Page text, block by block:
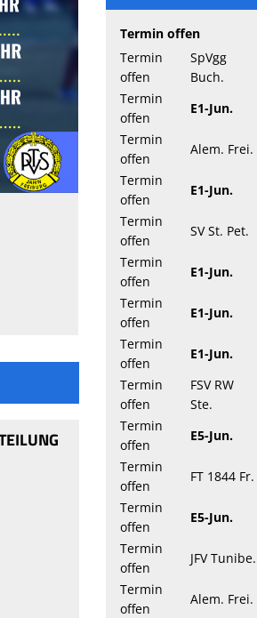
Termin offen
Termin
offen
SpVgg
Buch.
Termin
offen
E1-Jun.
Termin
offen
Alem. Frei.
Termin
offen
E1-Jun.
Termin
offen
SV St. Pet.
Termin
offen
E1-Jun.
Termin
offen
E1-Jun.
Termin
offen
E1-Jun.
Termin
offen
FSV RW
Ste.
Termin
offen
E5-Jun.
Termin
offen
FT 1844 Fr.
Termin
offen
E5-Jun.
Termin
offen
JFV Tunibe.
Termin
offen
Alem. Frei.